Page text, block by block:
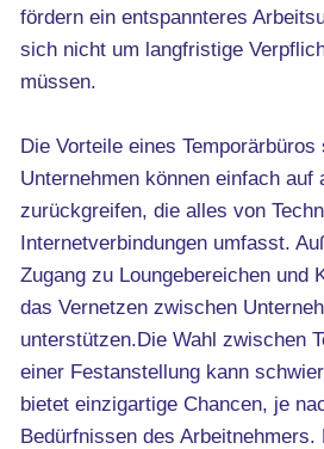
fördern ein entspannteres
sich nicht um langfristige
müssen.
Die Vorteile eines
Unternehmen können einfach
zurückgreifen, die alles von
Internetverbindungen umfasst.
Zugang zu Loungebereichen und
das Vernetzen zwischen
unterstützen.Die Wahl zwischen
einer Festanstellung kann
bietet einzigartige Chancen, je
Bedürfnissen des Arbeitnehmers.